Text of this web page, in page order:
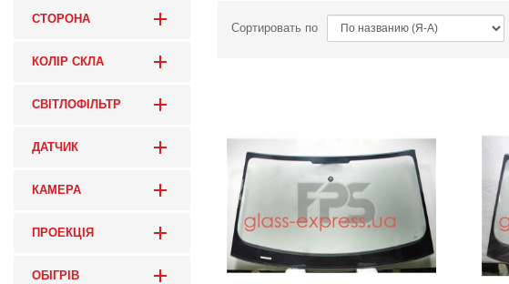
СТОРОНА
КОЛІР СКЛА
СВІТЛОФІЛЬТР
ДАТЧИК
КАМЕРА
ПРОЕКЦІЯ
ОБІГРІВ
Сортировать по